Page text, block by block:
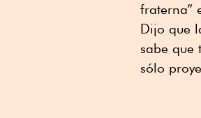
fraterna”
Dijo que
sabe que
sólo